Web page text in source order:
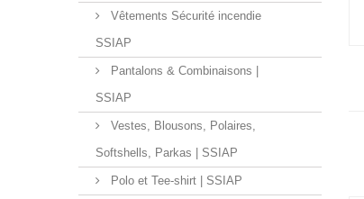
Vêtements Sécurité incendie
SSIAP
Pantalons & Combinaisons |
SSIAP
Vestes, Blousons, Polaires,
Softshells, Parkas | SSIAP
Polo et Tee-shirt | SSIAP